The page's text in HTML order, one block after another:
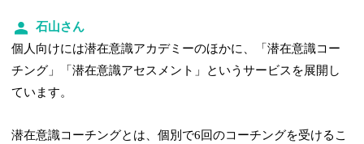
石山さん
個人向けには潜在意識アカデミーのほかに、「潜在意識コー
チング」「潜在意識アセスメント」というサービスを展開し
ています。
潜在意識コーチングとは、個別で6回のコーチングを受けるこ